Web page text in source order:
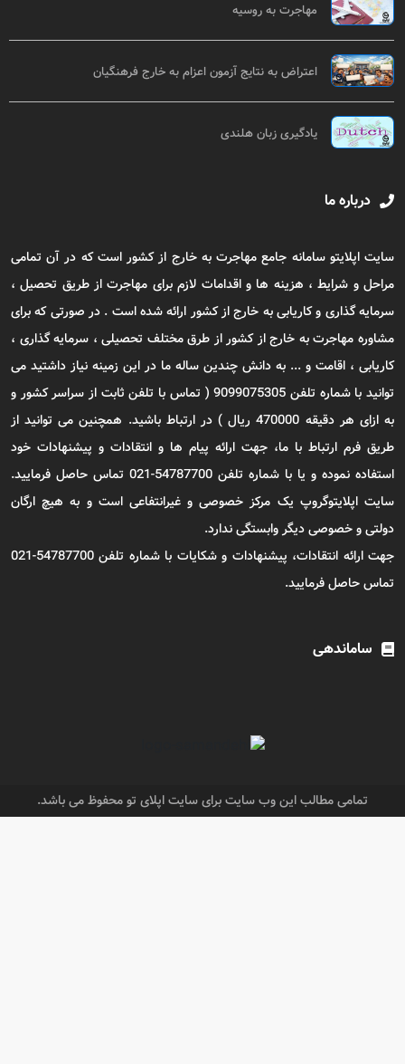
مهاجرت به روسیه
اعتراض به نتایج آزمون اعزام به خارج فرهنگیان
یادگیری زبان هلندی
درباره ما
اپلایتو سامانه جامع مهاجرت به خارج از کشور است که در آن تمامی
و شرایط ، هزینه ها و اقدامات لازم برای مهاجرت از طریق تحصیل ،
گذاری و کاریابی به خارج از کشور ارائه شده است . در صورتی که برای
مهاجرت به خارج از کشور از طرق مختلف تحصیلی ، سرمایه گذاری ،
، اقامت و ... به دانش چندین ساله ما در این زمینه نیاز داشتید می
توانید با شماره تلفن 9099075305 ( تماس با تلفن ثابت از سراسر کشور و
به ازای هر دقیقه 470000 ریال ) در ارتباط باشید. همچنین می توانید از
فرم ارتباط با ما، جهت ارائه پیام ها و انتقادات و پیشنهادات خود
استفاده نموده و یا با شماره تلفن 54787700-021 تماس حاصل فرمایید.
اپلایتوگروپ یک مرکز خصوصی و غیرانتفاعی است و به هیچ ارگان
و خصوصی دیگر وابستگی ندارد.
جهت ارائه انتقادات، پیشنهادات و شکایات با شماره تلفن 54787700-021
حاصل فرمایید.
ساماندهی
تمامی مطالب این وب سایت برای سایت اپلای تو محفوظ می باشد.